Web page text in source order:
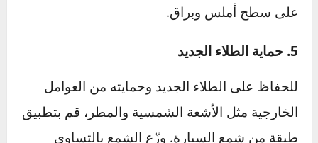
عادة من 30 دقيقة إلى ساعة).
بمجرد جفاف الطلاء، استخدم ورق صنفرة ناعم
جدًا لتنعيم السطح وإزالة أي زوائد.